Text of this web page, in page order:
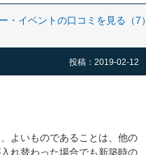
・イベントの口コミを見る（7）
投稿：2019-02-12
よいものであることは、他の
れ替わった場合でも新築時の